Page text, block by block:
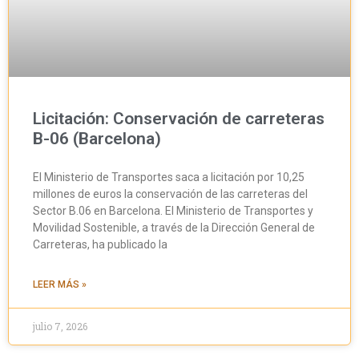
Licitación: Conservación de carreteras
B-06 (Barcelona)
El Ministerio de Transportes saca a licitación por 10,25
millones de euros la conservación de las carreteras del
Sector B.06 en Barcelona. El Ministerio de Transportes y
Movilidad Sostenible, a través de la Dirección General de
Carreteras, ha publicado la
LEER MÁS »
julio 7, 2026